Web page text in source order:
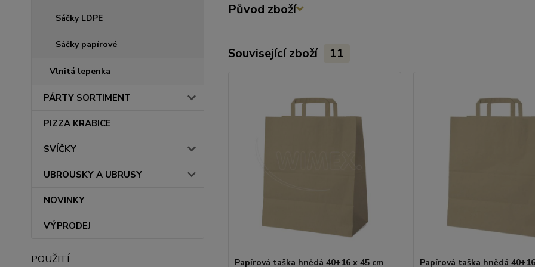
Sáčky LDPE
Sáčky papírové
Vlnitá lepenka
PÁRTY SORTIMENT
PIZZA KRABICE
SVÍČKY
UBROUSKY A UBRUSY
NOVINKY
VÝPRODEJ
POUŽITÍ
Původ zboží
Související zboží 11
Papírová taška hnědá 40+16 x 45 cm
Papírová taška hnědá